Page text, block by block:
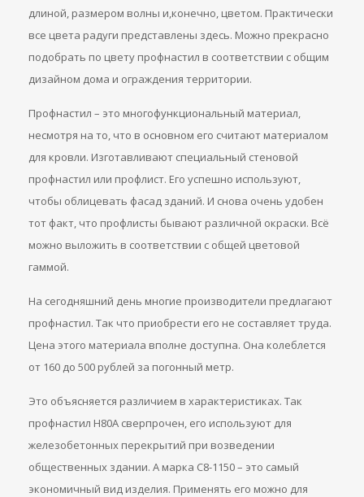
длиной, размером волны и,конечно, цветом. Практически
все цвета радуги представлены здесь. Можно прекрасно
подобрать по цвету профнастил в соответствии с общим
дизайном дома и ограждения территории.
Профнастил – это многофункциональный материал,
несмотря на то, что в основном его считают материалом
для кровли. Изготавливают специальный стеновой
профнастил или профлист. Его успешно используют,
чтобы облицевать фасад зданий. И снова очень удобен
тот факт, что профлисты бывают различной окраски. Всё
можно выложить в соответствии с общей цветовой
гаммой.
На сегодняшний день многие производители предлагают
профнастил. Так что приобрести его не составляет труда.
Цена этого материала вполне доступна. Она колеблется
от 160 до 500 рублей за погонный метр.
Это объясняется различием в характеристиках. Так
профнастил Н80А сверпрочен, его используют для
железобетонных перекрытий при возведении
общественных здании. А марка С8-1150 – это самый
экономичный вид изделия. Применять его можно для